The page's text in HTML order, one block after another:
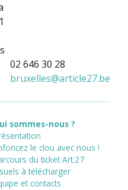
02 646 30 28
bruxelles@article27.be
sommes-nous ?
le clou avec nous !
du ticket Art.27
à télécharger
et contacts